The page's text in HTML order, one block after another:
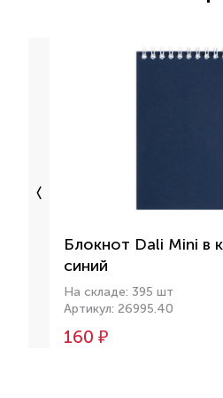
Блокнот Dali Mini в
синий
На складе: 395 шт
Артикул: 26995.40
160 ₽